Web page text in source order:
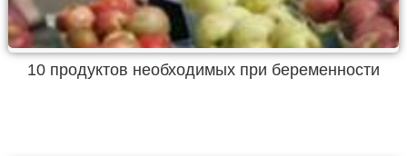
10 продуктов необходимых при беременности